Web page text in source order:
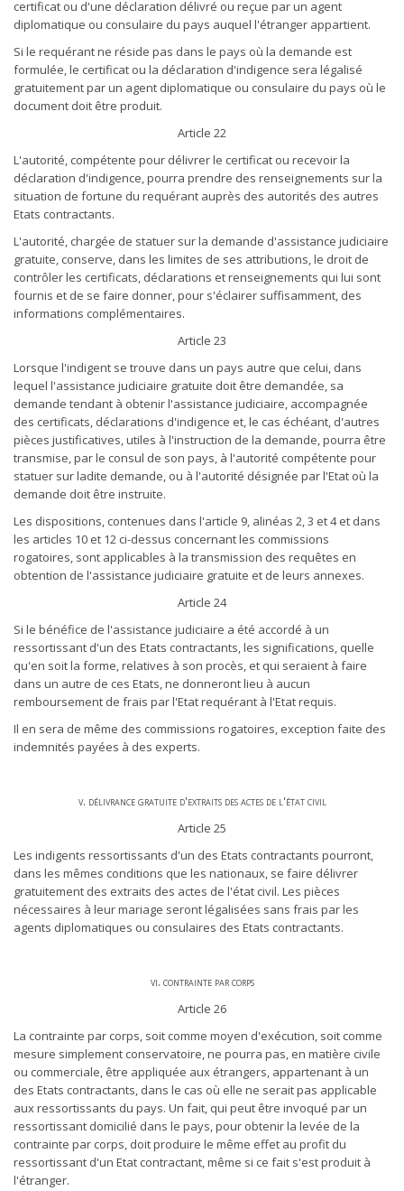
certificat ou d'une déclaration délivré ou reçue par un agent
diplomatique ou consulaire du pays auquel l'étranger appartient.
Si le requérant ne réside pas dans le pays où la demande est
formulée, le certificat ou la déclaration d'indigence sera légalisé
gratuitement par un agent diplomatique ou consulaire du pays où le
document doit être produit.
Article 22
L'autorité, compétente pour délivrer le certificat ou recevoir la
déclaration d'indigence, pourra prendre des renseignements sur la
situation de fortune du requérant auprès des autorités des autres
Etats contractants.
L'autorité, chargée de statuer sur la demande d'assistance judiciaire
gratuite, conserve, dans les limites de ses attributions, le droit de
contrôler les certificats, déclarations et renseignements qui lui sont
fournis et de se faire donner, pour s'éclairer suffisamment, des
informations complémentaires.
Article 23
Lorsque l'indigent se trouve dans un pays autre que celui, dans
lequel l'assistance judiciaire gratuite doit être demandée, sa
demande tendant à obtenir l'assistance judiciaire, accompagnée
des certificats, déclarations d'indigence et, le cas échéant, d'autres
pièces justificatives, utiles à l'instruction de la demande, pourra être
transmise, par le consul de son pays, à l'autorité compétente pour
statuer sur ladite demande, ou à l'autorité désignée par l'Etat où la
demande doit être instruite.
Les dispositions, contenues dans l'article 9, alinéas 2, 3 et 4 et dans
les articles 10 et 12 ci-dessus concernant les commissions
rogatoires, sont applicables à la transmission des requêtes en
obtention de l'assistance judiciaire gratuite et de leurs annexes.
Article 24
Si le bénéfice de l'assistance judiciaire a été accordé à un
ressortissant d'un des Etats contractants, les significations, quelle
qu'en soit la forme, relatives à son procès, et qui seraient à faire
dans un autre de ces Etats, ne donneront lieu à aucun
remboursement de frais par l'Etat requérant à l'Etat requis.
Il en sera de même des commissions rogatoires, exception faite des
indemnités payées à des experts.
v. délivrance gratuite d'extraits des actes de l'état civil
Article 25
Les indigents ressortissants d'un des Etats contractants pourront,
dans les mêmes conditions que les nationaux, se faire délivrer
gratuitement des extraits des actes de l'état civil. Les pièces
nécessaires à leur mariage seront légalisées sans frais par les
agents diplomatiques ou consulaires des Etats contractants.
vi. contrainte par corps
Article 26
La contrainte par corps, soit comme moyen d'exécution, soit comme
mesure simplement conservatoire, ne pourra pas, en matière civile
ou commerciale, être appliquée aux étrangers, appartenant à un
des Etats contractants, dans le cas où elle ne serait pas applicable
aux ressortissants du pays. Un fait, qui peut être invoqué par un
ressortissant domicilié dans le pays, pour obtenir la levée de la
contrainte par corps, doit produire le même effet au profit du
ressortissant d'un Etat contractant, même si ce fait s'est produit à
l'étranger.